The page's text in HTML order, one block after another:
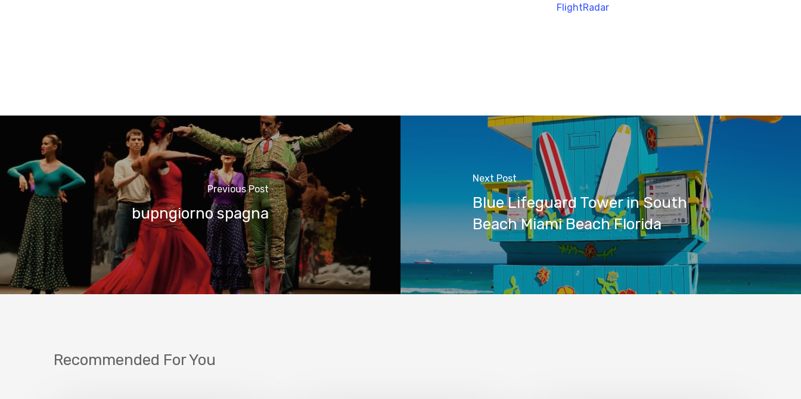
FlightRadar
Previous Post
bupngiorno spagna
Next Post
Blue Lifeguard Tower in South
Beach Miami Beach Florida
Recommended For You